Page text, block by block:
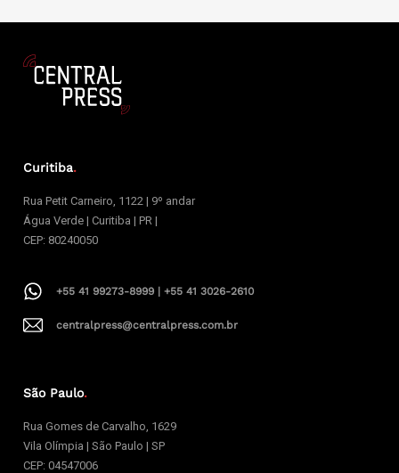
Curitiba.
Rua Petit Carneiro, 1122 | 9º andar
Água Verde | Curitiba | PR |
CEP: 80240050
+55 41 99273-8999 | +55 41 3026-2610
centralpress@centralpress.com.br
São Paulo.
Rua Gomes de Carvalho, 1629
Vila Olímpia | São Paulo | SP
CEP: 04547006